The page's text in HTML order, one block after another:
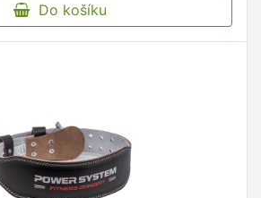
Do košíku